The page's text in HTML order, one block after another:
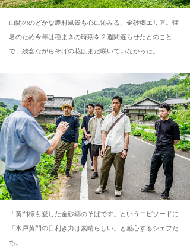
山間ののどかな農村風景も心に沁みる、金砂郷エリア。猛
暑のため今年は種まきの時期を２週間遅らせたとのこと
で、残念ながらそばの花はまだ咲いていなかった。
「黄門様も愛した金砂郷のそばです」というエピソードに
「水戸黄門の目利き力は素晴らしい」と感心するシェフた
ち。